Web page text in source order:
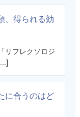
、得られる効
リフレクソロジ
に合うのはど